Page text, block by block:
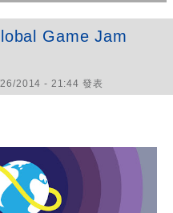
Game Jam
2014 - 21:44 發表